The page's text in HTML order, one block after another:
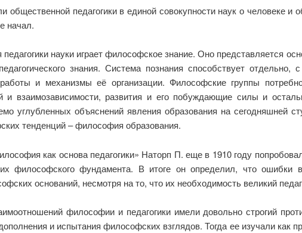
общественной педагогики в единой совокупности наук о человеке
начал.
науки играет философское знание. Оно представляется
знания. Система познания способствует
и механизмы её организации. Философские группы
и взаимозависимости, развития и его побуждающие силы и
углубленных объяснений явления образования на сегодняшней
тенденций – философия образования.
как основа педагогики» Наторп П. еще в 1910 году
философского фундамента. В итоге он определил, что ошибки в
оснований, несмотря на то, что их необходимость великий
философии и педагогики имели довольно строгий
и испытания философских взглядов. Тогда ее изучали